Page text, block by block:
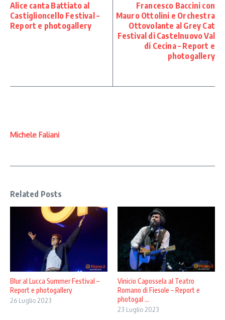
Alice canta Battiato al
Castiglioncello Festival –
Report e photogallery
Francesco Baccini con
Mauro Ottolini e Orchestra
Ottovolante al Grey Cat
Festival di Castelnuovo Val
di Cecina – Report e
photogallery
Michele Faliani
Related Posts
Blur al Lucca Summer Festival –
Report e photogallery
26 Luglio 2023
Vinicio Capossela al Teatro
Romano di Fiesole – Report e
photogal ...
23 Luglio 2023